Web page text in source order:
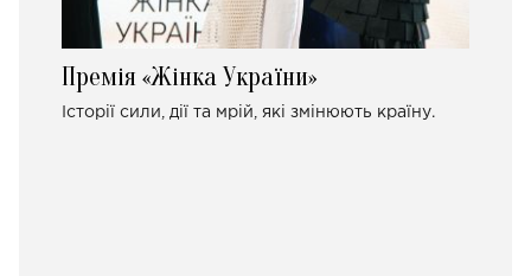
Премія «Жінка України»
Історії сили, дії та мрій, які змінюють країну.